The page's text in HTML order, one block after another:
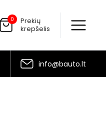
0
Prekių
krepšelis
info@bauto.lt